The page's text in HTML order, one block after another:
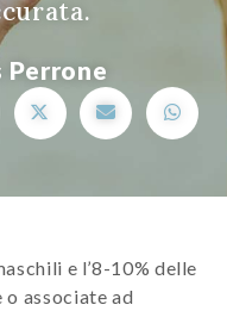
Perrone
e l’8-10% delle
associate ad